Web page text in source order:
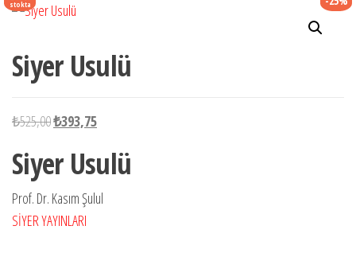
stokta
Siyer Usulü
₺525,00Orijinal
₺525,00.
₺393,75Şu
fiyat:
Siyer Usulü
Prof. Dr. Kasım Şulul
SİYER YAYINLARI